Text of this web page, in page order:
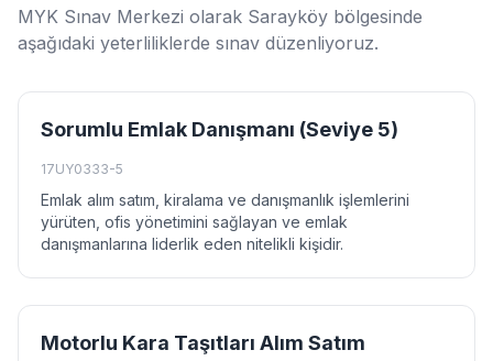
MYK Sınav Merkezi olarak Sarayköy bölgesinde
aşağıdaki yeterliliklerde sınav düzenliyoruz.
Sorumlu Emlak Danışmanı (Seviye 5)
17UY0333-5
Emlak alım satım, kiralama ve danışmanlık işlemlerini
yürüten, ofis yönetimini sağlayan ve emlak
danışmanlarına liderlik eden nitelikli kişidir.
Motorlu Kara Taşıtları Alım Satım